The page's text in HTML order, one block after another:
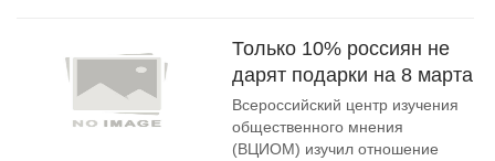
Только 10% россиян не
дарят подарки на 8 марта
Всероссийский центр изучения
общественного мнения
(ВЦИОМ) изучил отношение